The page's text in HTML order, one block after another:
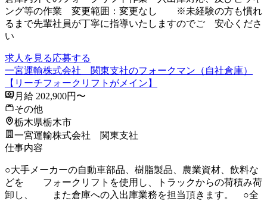
ング等の作業 変更範囲：変更なし ※未経験の方も慣れ
るまで先輩社員が丁寧に指導いたしますのでご 安心くださ
い
求人を見る応募する
一宮運輸株式会社 関東支社のフォークマン（自社倉庫）
【リーチフォークリフトがメイン】
月給 202,900円〜
その他
栃木県栃木市
一宮運輸株式会社 関東支社
仕事内容
○大手メーカーの自動車部品、樹脂製品、農業資材、飲料な
どを フォークリフトを使用し、トラックからの荷積み荷
卸し、 また倉庫への入出庫業務を担当頂きます。 ○全